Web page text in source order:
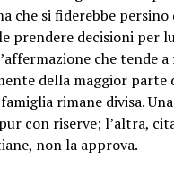
che si fiderebbe persino
prendere decisioni per
che tende
della maggior parte
rimane divisa.
con riserve; l’altra,
non la approva.